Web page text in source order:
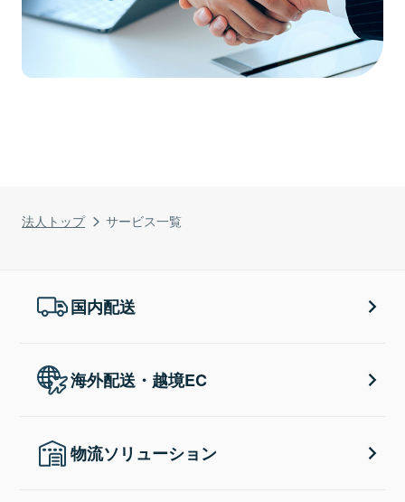
法人トップ サービス一覧
国内配送
海外配送・越境EC
物流ソリューション